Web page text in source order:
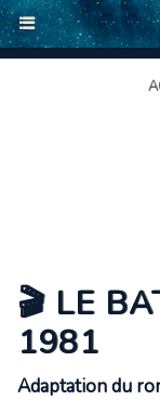
🎬 LE
1981
Adaptation du